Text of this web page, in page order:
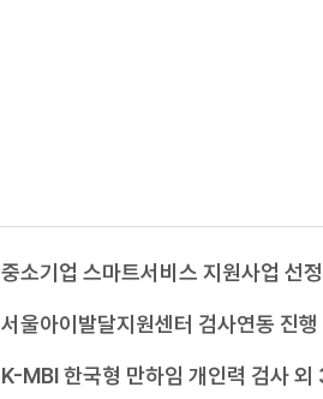
중소기업 스마트서비스 지원사업 선정
서울아이발달지원센터 검사연동 진행
K-MBI 한국형 만하임 개인력 검사